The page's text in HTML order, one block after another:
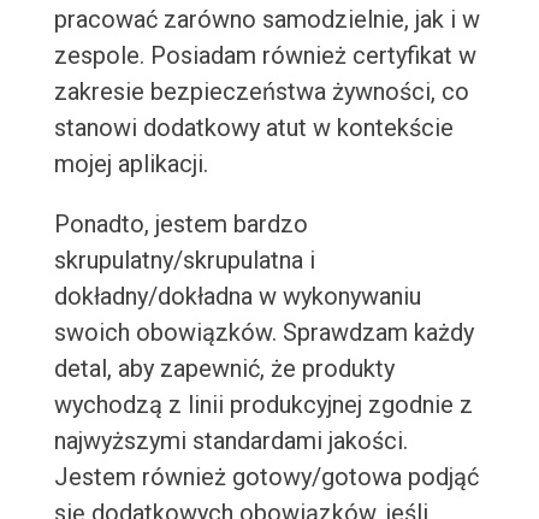
pracować zarówno samodzielnie, jak i w
zespole. Posiadam również certyfikat w
zakresie bezpieczeństwa żywności, co
stanowi dodatkowy atut w kontekście
mojej aplikacji.
Ponadto, jestem bardzo
skrupulatny/skrupulatna i
dokładny/dokładna w wykonywaniu
swoich obowiązków. Sprawdzam każdy
detal, aby zapewnić, że produkty
wychodzą z linii produkcyjnej zgodnie z
najwyższymi standardami jakości.
Jestem również gotowy/gotowa podjąć
się dodatkowych obowiązków, jeśli